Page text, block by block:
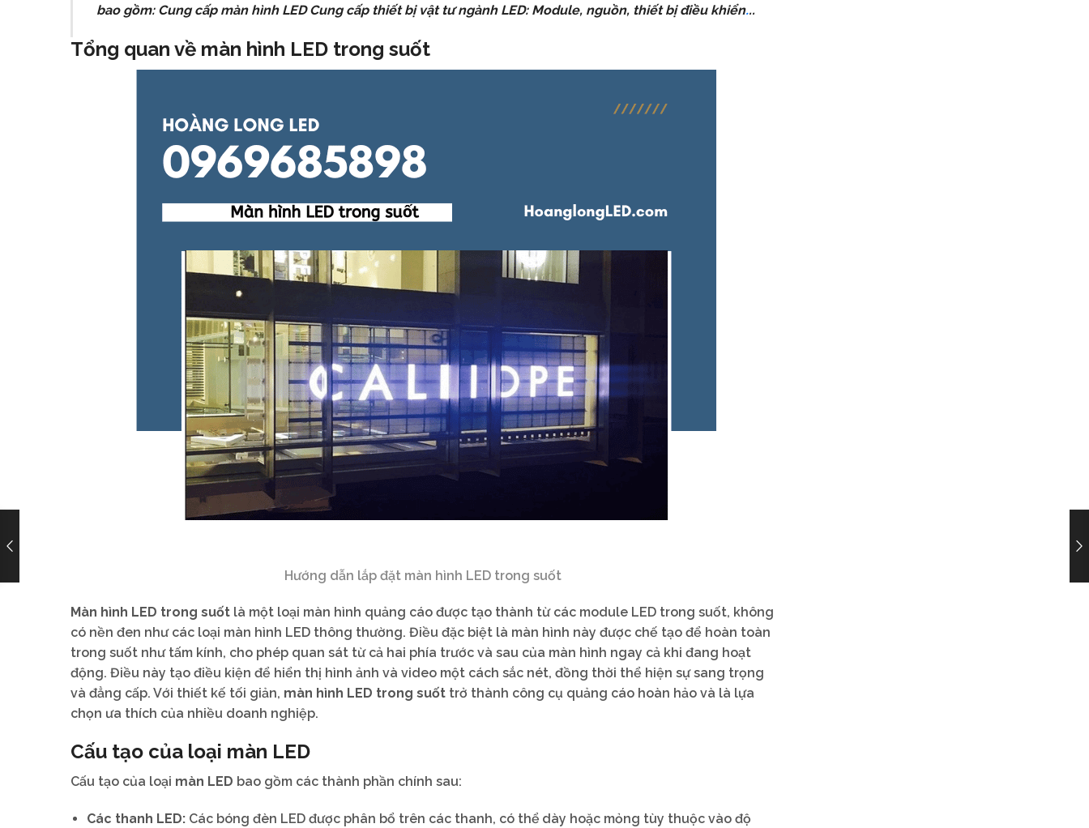
bao gồm: Cung cấp màn hình LED Cung cấp thiết bị vật tư ngành LED: Module, nguồn, thiết bị điều khiển...
Tổng quan về màn hình LED trong suốt
Hướng dẫn lắp đặt màn hình LED trong suốt
Màn hình LED trong suốt là một loại màn hình quảng cáo được tạo thành từ các module LED trong suốt, không
có nền đen như các loại màn hình LED thông thường. Điều đặc biệt là màn hình này được chế tạo để hoàn toàn
trong suốt như tấm kính, cho phép quan sát từ cả hai phía trước và sau của màn hình ngay cả khi đang hoạt
động. Điều này tạo điều kiện để hiển thị hình ảnh và video một cách sắc nét, đồng thời thể hiện sự sang trọng
và đẳng cấp. Với thiết kế tối giản, màn hình LED trong suốt trở thành công cụ quảng cáo hoàn hảo và là lựa
chọn ưa thích của nhiều doanh nghiệp.
Cấu tạo của loại màn LED
Cấu tạo của loại màn LED bao gồm các thành phần chính sau:
Các thanh LED: Các bóng đèn LED được phân bổ trên các thanh, có thể dày hoặc mỏng tùy thuộc vào độ